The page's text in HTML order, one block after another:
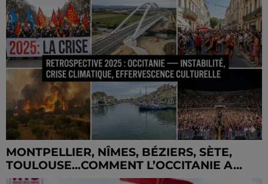
MONTPELLIER, NÎMES, BÉZIERS, SÈTE,
TOULOUSE...COMMENT L’OCCITANIE A...